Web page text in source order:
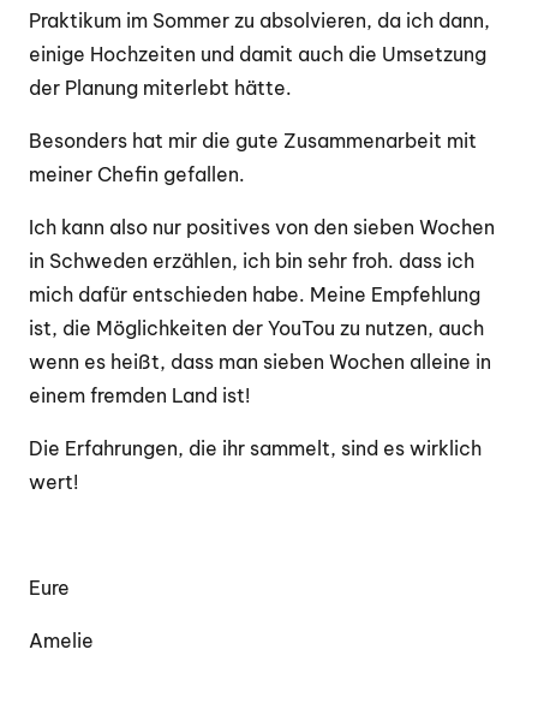
Praktikum im Sommer zu absolvieren, da ich dann,
einige Hochzeiten und damit auch die Umsetzung
der Planung miterlebt hätte.
Besonders hat mir die gute Zusammenarbeit mit
meiner Chefin gefallen.
Ich kann also nur positives von den sieben Wochen
in Schweden erzählen, ich bin sehr froh. dass ich
mich dafür entschieden habe. Meine Empfehlung
ist, die Möglichkeiten der YouTou zu nutzen, auch
wenn es heißt, dass man sieben Wochen alleine in
einem fremden Land ist!
Die Erfahrungen, die ihr sammelt, sind es wirklich
wert!
Eure
Amelie